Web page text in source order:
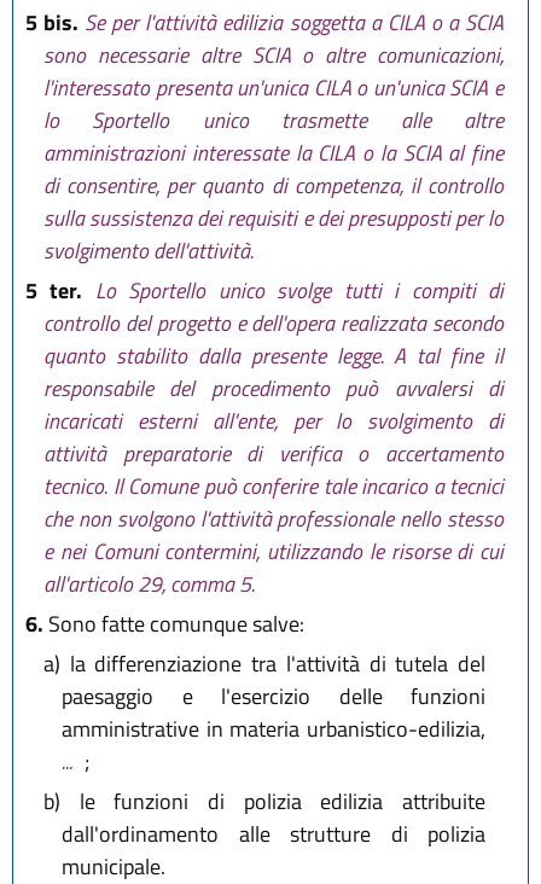
5 bis. Se per l'attività edilizia soggetta a CILA o a SCIA
sono necessarie altre SCIA o altre comunicazioni,
l'interessato presenta un'unica CILA o un'unica SCIA e
lo Sportello unico trasmette alle altre
amministrazioni interessate la CILA o la SCIA al fine
di consentire, per quanto di competenza, il controllo
sulla sussistenza dei requisiti e dei presupposti per lo
svolgimento dell'attività.
5 ter. Lo Sportello unico svolge tutti i compiti di
controllo del progetto e dell'opera realizzata secondo
quanto stabilito dalla presente legge. A tal fine il
responsabile del procedimento può avvalersi di
incaricati esterni all'ente, per lo svolgimento di
attività preparatorie di verifica o accertamento
tecnico. Il Comune può conferire tale incarico a tecnici
che non svolgono l'attività professionale nello stesso
e nei Comuni contermini, utilizzando le risorse di cui
all'articolo 29, comma 5.
6. Sono fatte comunque salve:
a) la differenziazione tra l'attività di tutela del
paesaggio e l'esercizio delle funzioni
amministrative in materia urbanistico-edilizia,
... ;
b) le funzioni di polizia edilizia attribuite
dall'ordinamento alle strutture di polizia
municipale.